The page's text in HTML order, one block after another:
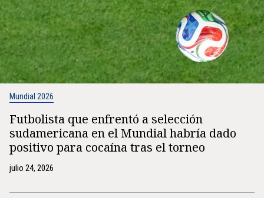
Mundial 2026
Futbolista que enfrentó a selección
sudamericana en el Mundial habría dado
positivo para cocaína tras el torneo
julio 24, 2026